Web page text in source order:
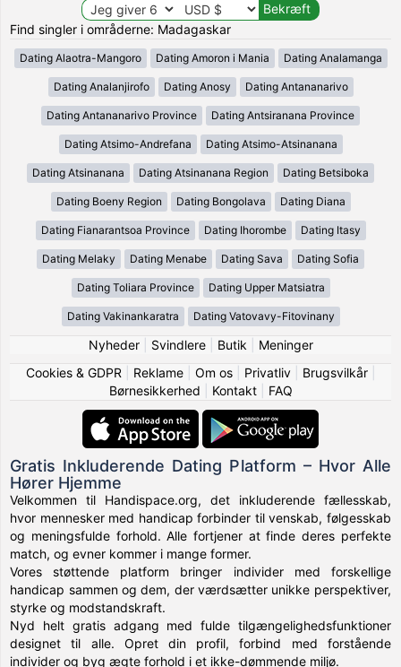
Find singler i områderne: Madagaskar
Dating Alaotra-Mangoro Dating Amoron i Mania Dating Analamanga
Dating Analanjirofo Dating Anosy Dating Antananarivo
Dating Antananarivo Province Dating Antsiranana Province
Dating Atsimo-Andrefana Dating Atsimo-Atsinanana
Dating Atsinanana Dating Atsinanana Region Dating Betsiboka
Dating Boeny Region Dating Bongolava Dating Diana
Dating Fianarantsoa Province Dating Ihorombe Dating Itasy
Dating Melaky Dating Menabe Dating Sava Dating Sofia
Dating Toliara Province Dating Upper Matsiatra
Dating Vakinankaratra Dating Vatovavy-Fitovinany
Nyheder| Svindlere| Butik
Meninger
Cookies & GDPR
Reklame| Om os| Privatliv| Brugsvilkår|
Børnesikkerhed
Kontakt| FAQ
Gratis Inkluderende Dating Platform – Hvor Alle
Hører Hjemme
Velkommen til Handispace.org, det inkluderende fællesskab,
hvor mennesker med handicap forbinder til venskab, følgesskab
og meningsfulde forhold. Alle fortjener at finde deres perfekte
match, og evner kommer i mange former.
Vores støttende platform bringer individer med forskellige
handicap sammen og dem, der værdsætter unikke perspektiver,
styrke og modstandskraft.
Nyd helt gratis adgang med fulde tilgængelighedsfunktioner
designet til alle. Opret din profil, forbind med forstående
individer og byg ægte forhold i et ikke-dømmende miljø.